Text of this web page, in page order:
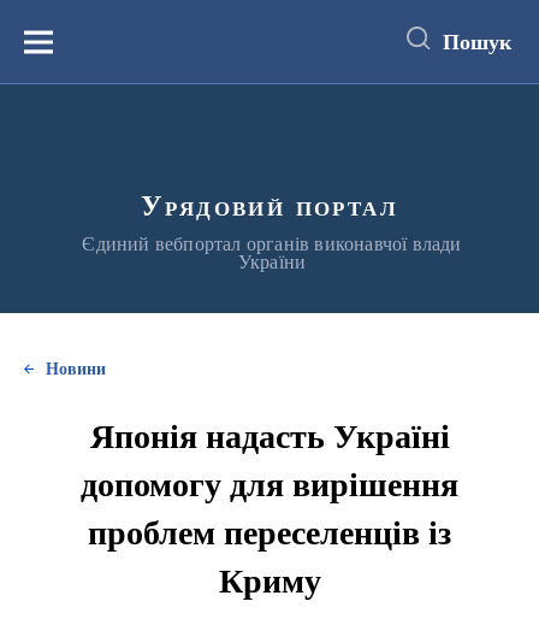
вмістуМеню Пошук
Урядовий портал
Єдиний вебпортал органів виконавчої влади
України
Новини
Японія надасть Україні
допомогу для вирішення
проблем переселенців із
Криму